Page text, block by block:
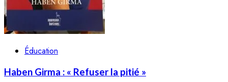
Éducation
Haben Girma : « Refuser la pitié »